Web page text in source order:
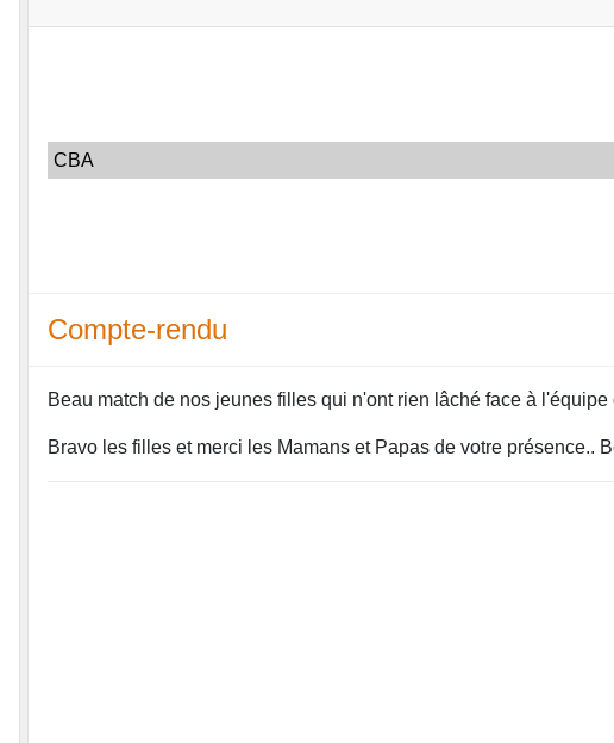
CBA
Compte-rendu
Beau match de nos jeunes filles qui n'ont rien lâché face à
Bravo les filles et merci les Mamans et Papas de votre présence..